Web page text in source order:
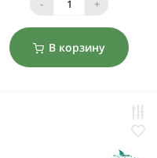
- +
В корзину